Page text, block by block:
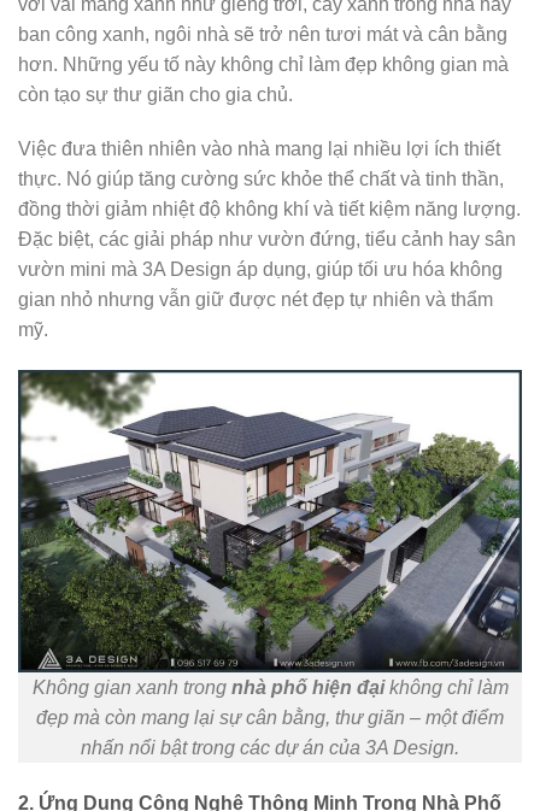
ban công xanh, ngôi nhà sẽ trở nên tươi mát và cân bằng
hơn. Những yếu tố này không chỉ làm đẹp không gian mà
còn tạo sự thư giãn cho gia chủ.
Việc đưa thiên nhiên vào nhà mang lại nhiều lợi ích thiết
thực. Nó giúp tăng cường sức khỏe thể chất và tinh thần,
đồng thời giảm nhiệt độ không khí và tiết kiệm năng lượng.
Đặc biệt, các giải pháp như vườn đứng, tiểu cảnh hay sân
vườn mini mà 3A Design áp dụng, giúp tối ưu hóa không
gian nhỏ nhưng vẫn giữ được nét đẹp tự nhiên và thẩm
mỹ.
Không gian xanh trong nhà phố hiện đạikhông chỉ làm
đẹp mà còn mang lại sự cân bằng, thư giãn – một điểm
nhấn nổi bật trong các dự án của 3A Design.
2. Ứng Dụng Công Nghệ Thông Minh Trong Nhà Phố